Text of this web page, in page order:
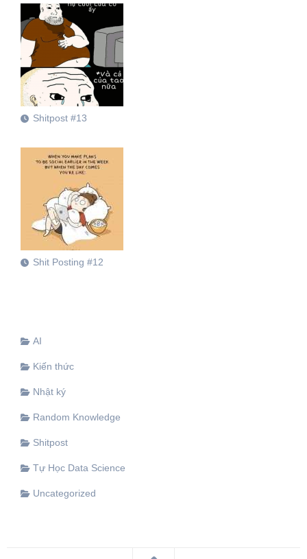
Shitpost #13
Shit Posting #12
AI
Kiến thức
Nhật ký
Random Knowledge
Shitpost
Tự Học Data Science
Uncategorized